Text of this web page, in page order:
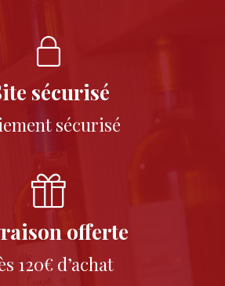
sécurisé
sécurisé
offerte
120€ d’achat